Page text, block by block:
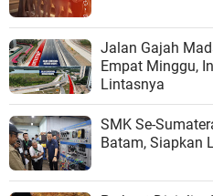
Jalan Gajah
Empat Minggu,
Lintasnya
SMK Se-
Batam, Siapkan